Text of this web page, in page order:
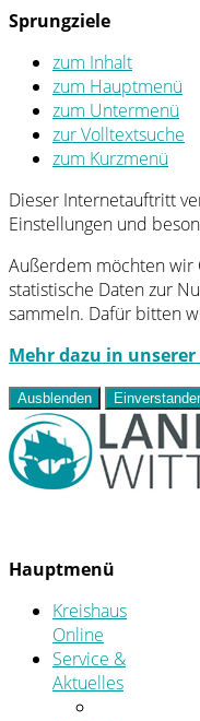
Sprungziele
zum Inhalt
zum Hauptmenü
zum Untermenü
zur Volltextsuche
zum Kurzmenü
Dieser Internetauftritt
Einstellungen und
Außerdem möchten wir
statistische Daten zur
sammeln. Dafür bitten
Mehr dazu in
Ausblenden
Hauptmenü
Kreishaus
Online
Service &
Aktuelles